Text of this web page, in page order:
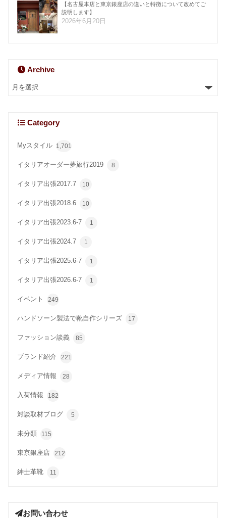
【名古屋本店と東京銀座店の違いと特徴について改めてご
説明します】
2026年6月20日
Archive
Category
Myスタイル 1,701
イタリアオーダー夢旅行2019 8
イタリア出張2017.7 10
イタリア出張2018.6 10
イタリア出張2023.6-7 1
イタリア出張2024.7 1
イタリア出張2025.6-7 1
イタリア出張2026.6-7 1
イベント 249
ハンドソーン製法で靴自作シリーズ 17
ファッション談義 85
ブランド紹介 221
メディア情報 28
入荷情報 182
対談取材ブログ 5
未分類 115
東京銀座店 212
紳士革靴 11
お問い合わせ